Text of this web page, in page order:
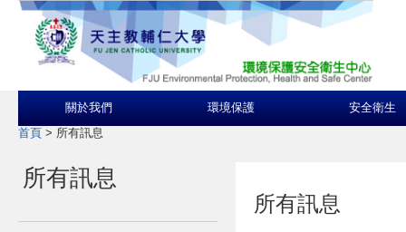
關於我們 環境保護 安全衛生
首頁 > 所有訊息
所有訊息
所有訊息